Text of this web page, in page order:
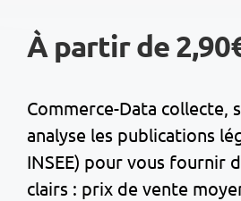
À partir de
Commerce-Data collecte,
analyse les publications
INSEE) pour vous fournir
clairs : prix de vente